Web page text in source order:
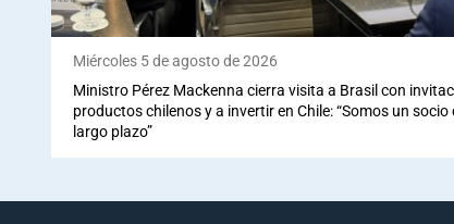
Miércoles 5 de agosto de 2026
Ministro Pérez Mackenna cierra visita a Brasil con
productos chilenos y a invertir en Chile: “Somos un
largo plazo”